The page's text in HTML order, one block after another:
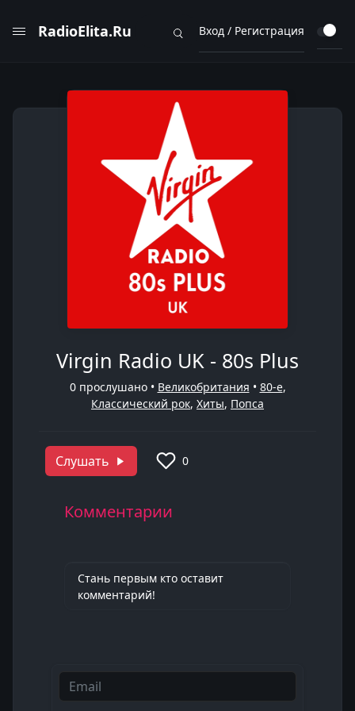
RadioElita.Ru Вход / Регистрация
Virgin Radio UK - 80s Plus
0прослушано • Великобритания • 80-е,
Классический рок, Хиты, Попса
Слушать 0
Комментарии
Стань первым кто оставит
комментарий!